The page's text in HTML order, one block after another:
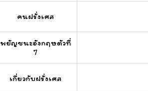
คนฝรั่งเศส
พยัญชนะอังกฤษตัวที่
7
เกี่ยวกับฝรั่งเศส